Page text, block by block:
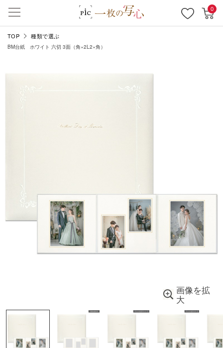
0
TOP 種類で選ぶ
BM台紙 ホワイト 六切 3面（角×2L2×角）
画像を拡
大